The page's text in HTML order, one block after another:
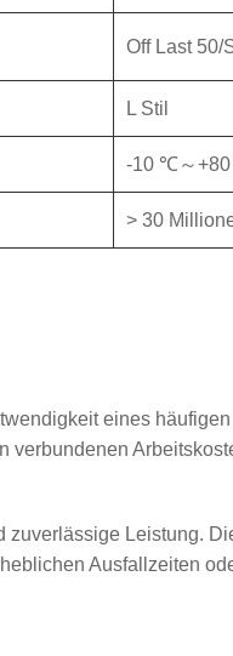
Off Last 50/
L Stil
-10 ℃～
> 30
eines
verbundenen
Leistung.
Ausfallzeiten